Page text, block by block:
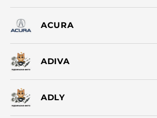
ACURA
ADIVA
ADLY